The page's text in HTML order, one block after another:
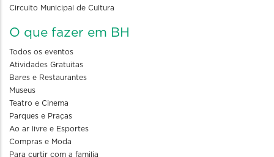
Circuito Municipal de Cultura
O que fazer em BH
Todos os eventos
Atividades Gratuitas
Bares e Restaurantes
Museus
Teatro e Cinema
Parques e Praças
Ao ar livre e Esportes
Compras e Moda
Para curtir com a familia